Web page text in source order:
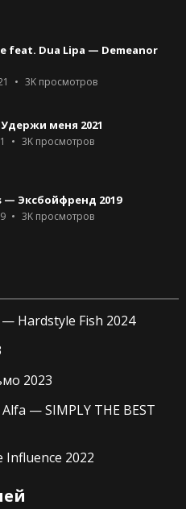
feat. Dua Lipa — Demeanor
3Kпросмотров
Удержи меня 2021
3Kпросмотров
— Эксбойфренд 2019
3Kпросмотров
Hardstyle Fish 2024
2023
— SIMPLY THE BEST
2022